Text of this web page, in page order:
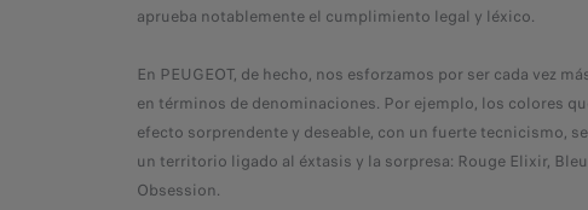
aprueba notablemente el cumplimiento legal y léxico.
En PEUGEOT, de hecho, nos esforzamos por ser cada vez
en términos de denominaciones. Por ejemplo, los colores
efecto sorprendente y deseable, con un fuerte tecnicismo,
un territorio ligado al éxtasis y la sorpresa: Rouge Elixir,
Obsession.